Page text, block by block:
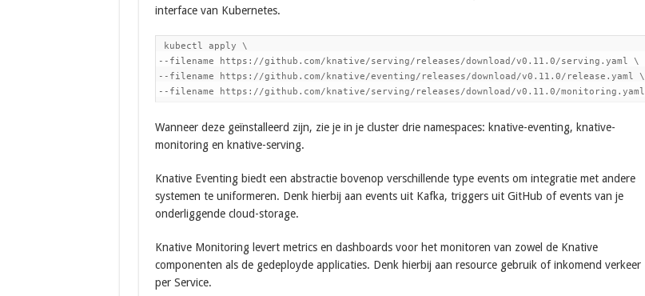
interface van Kubernetes.
kubectl apply \
--filename https://github.com/knative/serving/releases/download/v0.11.0/serving.yaml \
--filename https://github.com/knative/eventing/releases/download/v0.11.0/release.yaml \
--filename https://github.com/knative/serving/releases/download/v0.11.0/monitoring.yaml
Wanneer deze geïnstalleerd zijn, zie je in je cluster drie namespaces: knative-eventing, knative-
monitoring en knative-serving.
Knative Eventing biedt een abstractie bovenop verschillende type events om integratie met andere
systemen te uniformeren. Denk hierbij aan events uit Kafka, triggers uit GitHub of events van je
onderliggende cloud-storage.
Knative Monitoring levert metrics en dashboards voor het monitoren van zowel de Knative
componenten als de gedeployde applicaties. Denk hierbij aan resource gebruik of inkomend verkeer
per Service.